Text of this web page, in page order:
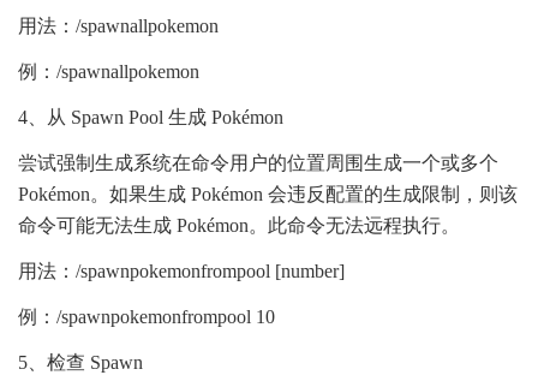
用法：/spawnallpokemon
例：/spawnallpokemon
4、从 Spawn Pool 生成 Pokémon
尝试强制生成系统在命令用户的位置周围生成一个或多个
Pokémon。如果生成 Pokémon 会违反配置的生成限制，则该
命令可能无法生成 Pokémon。此命令无法远程执行。
用法：/spawnpokemonfrompool [number]
例：/spawnpokemonfrompool 10
5、检查 Spawn